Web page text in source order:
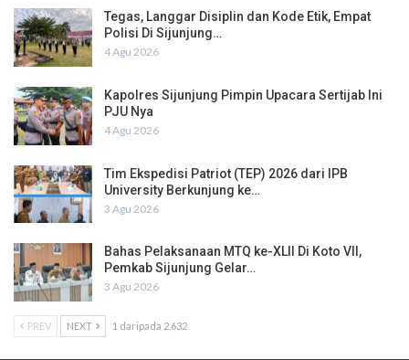
Tegas, Langgar Disiplin dan Kode Etik, Empat
Polisi Di Sijunjung…
4 Agu 2026
Kapolres Sijunjung Pimpin Upacara Sertijab Ini
PJU Nya
4 Agu 2026
Tim Ekspedisi Patriot (TEP) 2026 dari IPB
University Berkunjung ke…
3 Agu 2026
Bahas Pelaksanaan MTQ ke-XLII Di Koto VII,
Pemkab Sijunjung Gelar…
3 Agu 2026
PREV NEXT 1 daripada 2,632